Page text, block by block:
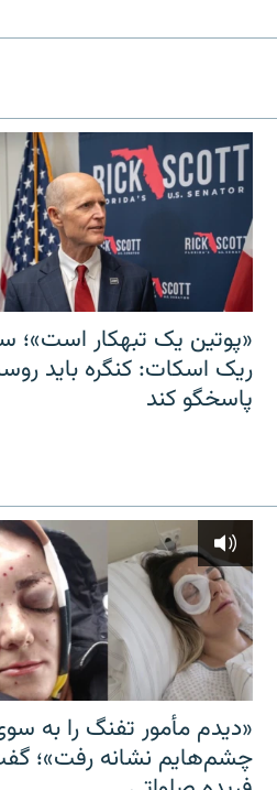
«پوتین یک تبهکار است»؛
ریک اسکات: کنگره باید
پاسخگو کند
«دیدم مأمور تفنگ را به
چشم‌هایم نشانه رفت»؛